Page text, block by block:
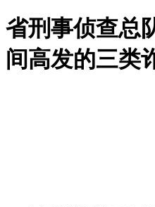
省刑事侦查总
间高发的三类